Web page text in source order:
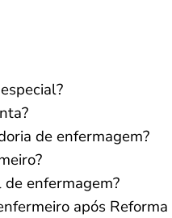
de enfermagem?
enfermagem?
após